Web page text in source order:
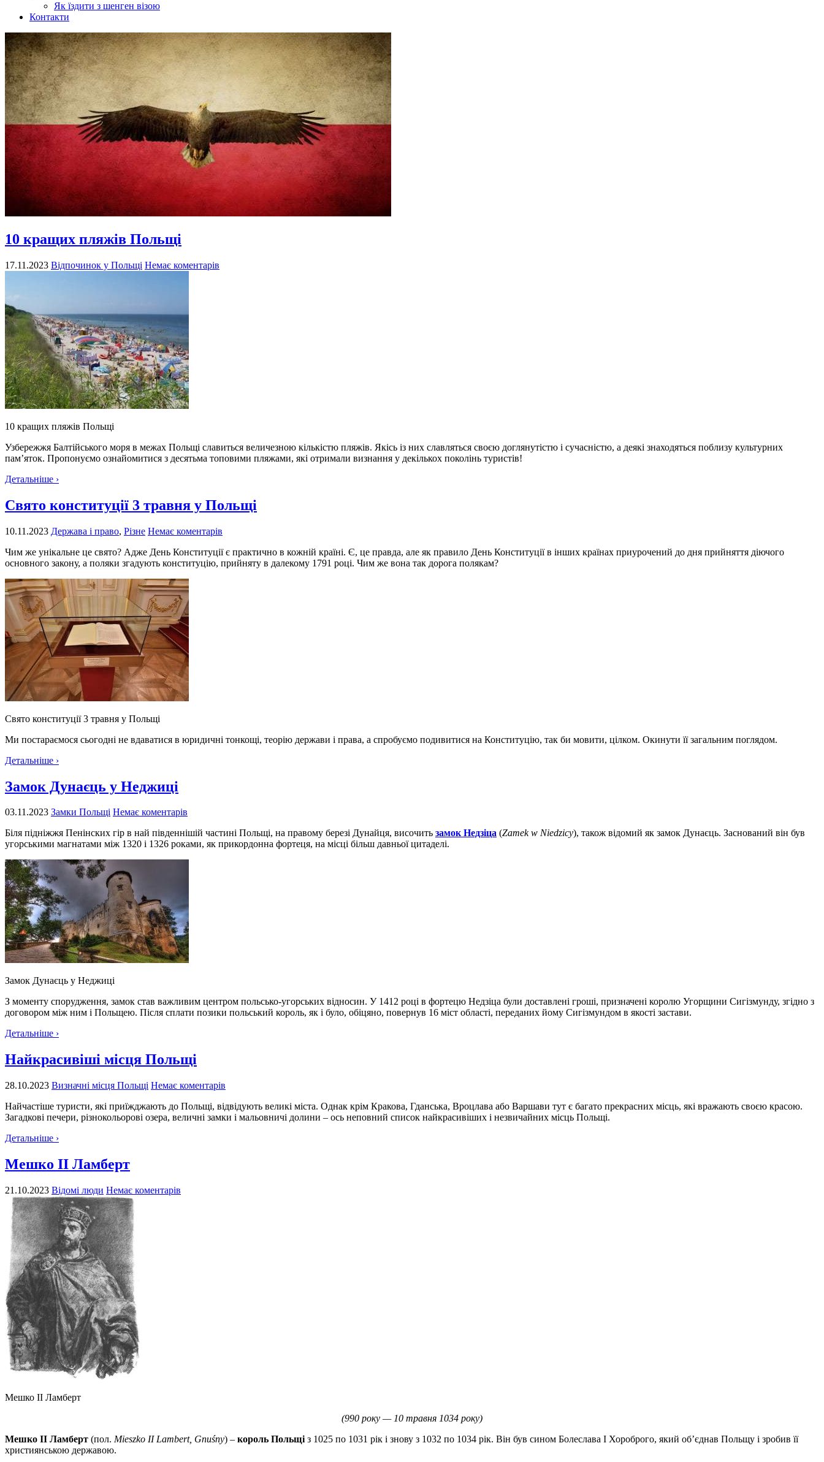
Як їздити з шенген візою
Контакти
10 кращих пляжів Польщі
17.11.2023 Відпочинок у Польщі Немає коментарів
10 кращих пляжів Польщі
Узбережжя Балтійського моря в межах Польщі славиться величезною кількістю пляжів. Якісь із них славляться своєю доглянутістю і сучасністю, а деякі знаходяться поблизу культурних
пам’яток. Пропонуємо ознайомитися з десятьма топовими пляжами, які отримали визнання у декількох поколінь туристів!
Детальніше ›
Свято конституції 3 травня у Польщі
10.11.2023 Держава і право, Різне Немає коментарів
Чим же унікальне це свято? Адже День Конституції є практично в кожній країні. Є, це правда, але як правило День Конституції в інших країнах приурочений до дня прийняття діючого
основного закону, а поляки згадують конституцію, прийняту в далекому 1791 році. Чим же вона так дорога полякам?
Свято конституції 3 травня у Польщі
Ми постараємося сьогодні не вдаватися в юридичні тонкощі, теорію держави і права, а спробуємо подивитися на Конституцію, так би мовити, цілком. Окинути її загальним поглядом.
Детальніше ›
Замок Дунаєць у Неджиці
03.11.2023 Замки Польщі Немає коментарів
Біля підніжжя Пенінских гір в най південнішій частині Польщі, на правому березі Дунайця, височить замок Недзіца (Zamek w Niedzicy), також відомий як замок Дунаєць. Заснований він був
угорськими магнатами між 1320 і 1326 роками, як прикордонна фортеця, на місці більш давньої цитаделі.
Замок Дунаєць у Неджиці
З моменту спорудження, замок став важливим центром польсько-угорських відносин. У 1412 році в фортецю Недзіца були доставлені гроші, призначені королю Угорщини Сигізмунду, згідно з
договором між ним і Польщею. Після сплати позики польський король, як і було, обіцяно, повернув 16 міст області, переданих йому Сигізмундом в якості застави.
Детальніше ›
Найкрасивіші місця Польщі
28.10.2023 Визначні місця Польщі Немає коментарів
Найчастіше туристи, які приїжджають до Польщі, відвідують великі міста. Однак крім Кракова, Гданська, Вроцлава або Варшави тут є багато прекрасних місць, які вражають своєю красою.
Загадкові печери, різнокольорові озера, величні замки і мальовничі долини – ось неповний список найкрасивіших і незвичайних місць Польщі.
Детальніше ›
Мешко II Ламберт
21.10.2023 Відомі люди Немає коментарів
Мешко II Ламберт
(990 року — 10 травня 1034 року)
Мешко II Ламберт (пол. Mieszko II Lambert, Gnuśny) – король Польщі з 1025 по 1031 рік і знову з 1032 по 1034 рік. Він був сином Болеслава I Хороброго, який об’єднав Польщу і зробив її
християнською державою.